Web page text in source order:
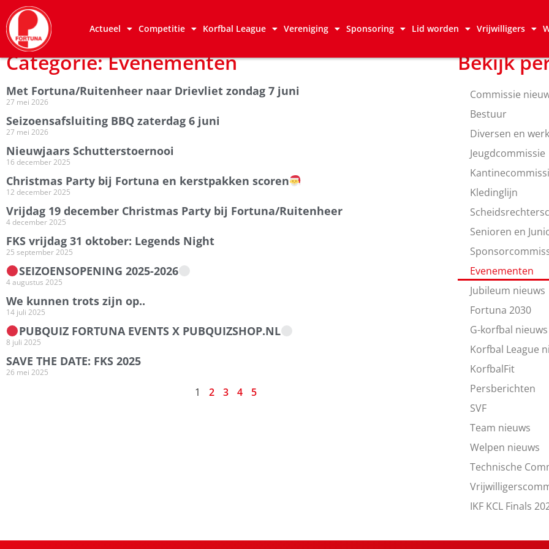
Actueel Competitie Korfbal League Vereniging Sponsoring Lid worden Vrijwilligers
Categorie: Evenementen
Met Fortuna/Ruitenheer naar Drievliet zondag 7 juni
27 mei 2026
Seizoensafsluiting BBQ zaterdag 6 juni
27 mei 2026
Nieuwjaars Schutterstoernooi
16 december 2025
Christmas Party bij Fortuna en kerstpakken scoren
12 december 2025
Vrijdag 19 december Christmas Party bij Fortuna/Ruitenheer
4 december 2025
FKS vrijdag 31 oktober: Legends Night
25 september 2025
SEIZOENSOPENING 2025-2026
4 augustus 2025
We kunnen trots zijn op..
14 juli 2025
PUBQUIZ FORTUNA EVENTS X PUBQUIZSHOP.NL
8 juli 2025
SAVE THE DATE: FKS 2025
26 mei 2025
1 2 3 4 5
Bekijk
Commissie
Bestuur
Diversen en
Jeugdcommissie
Kledinglijn
Senioren en
Evenementen
Jubileum nieuws
Fortuna 2030
G-korfbal nieuws
Korfbal League
KorfbalFit
Persberichten
SVF
Team nieuws
Welpen nieuws
Technische
IKF KCL Finals